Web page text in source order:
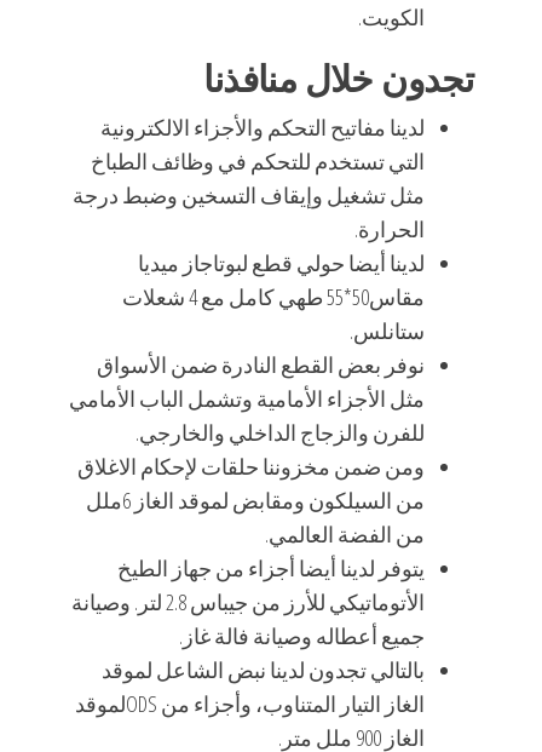
الكويت.
تجدون خلال منافذنا
لدينا مفاتيح التحكم والأجزاء الالكترونية
التي تستخدم للتحكم في وظائف الطباخ
مثل تشغيل وإيقاف التسخين وضبط درجة
الحرارة.
لدينا أيضا حولي قطع لبوتاجاز ميديا
مقاس50*55 طهي كامل مع 4 شعلات
ستانلس.
نوفر بعض القطع النادرة ضمن الأسواق
مثل الأجزاء الأمامية وتشمل الباب الأمامي
للفرن والزجاج الداخلي والخارجي.
ومن ضمن مخزوننا حلقات لإحكام الاغلاق
من السيلكون ومقابض لموقد الغاز 6ملل
من الفضة العالمي.
يتوفر لدينا أيضا أجزاء من جهاز الطيخ
الأتوماتيكي للأرز من جيباس 2.8 لتر. وصيانة
جميع أعطاله وصيانة فالة غاز.
بالتالي تجدون لدينا نبض الشاعل لموقد
الغاز التيار المتناوب، وأجزاء من ODSلموقد
الغاز 900 ملل متر.